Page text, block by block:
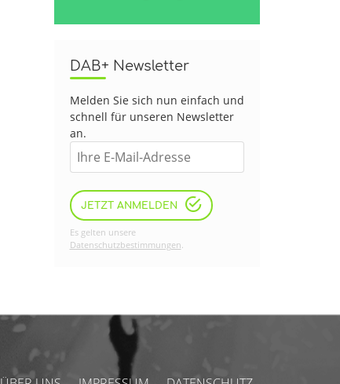
DAB+ Newsletter
Melden Sie sich nun einfach und
schnell für unseren Newsletter
an.
JETZT ANMELDEN
Es gelten unsere
Datenschutzbestimmungen.